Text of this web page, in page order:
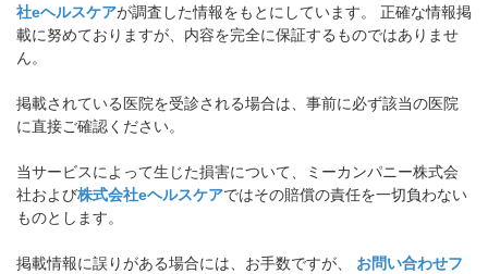
社eヘルスケアが調査した情報をもとにしています。 正確な情報掲
載に努めておりますが、内容を完全に保証するものではありませ
ん。
掲載されている医院を受診される場合は、事前に必ず該当の医院
に直接ご確認ください。
当サービスによって生じた損害について、ミーカンパニー株式会
社および株式会社eヘルスケアではその賠償の責任を一切負わない
ものとします。
掲載情報に誤りがある場合には、お手数ですが、 お問い合わせフ